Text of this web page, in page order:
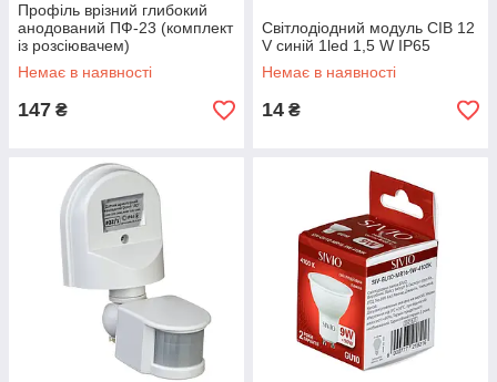
Профіль врізний глибокий
анодований ПФ-23 (комплект
із розсіювачем)
Немає в наявності
147 ₴
Світлодіодний модуль СІВ 12
V синій 1led 1,5 W IP65
Немає в наявності
14 ₴